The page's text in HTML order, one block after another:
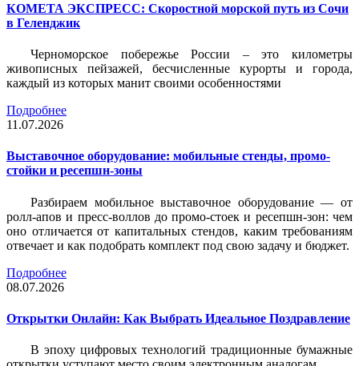
КОМЕТА ЭКСПРЕСС: Скоростной морской путь из Сочи
в Геленджик
Черноморское побережье России – это километры
живописных пейзажей, бесчисленные курорты и города,
каждый из которых манит своими особенностями
Подробнее
11.07.2026
Выставочное оборудование: мобильные стенды, промо-
стойки и ресепшн-зоны
Разбираем мобильное выставочное оборудование — от
ролл-апов и пресс-воллов до промо-стоек и ресепшн-зон: чем
оно отличается от капитальных стендов, каким требованиям
отвечает и как подобрать комплект под свою задачу и бюджет.
Подробнее
08.07.2026
Открытки Онлайн: Как Выбрать Идеальное Поздравление
В эпоху цифровых технологий традиционные бумажные